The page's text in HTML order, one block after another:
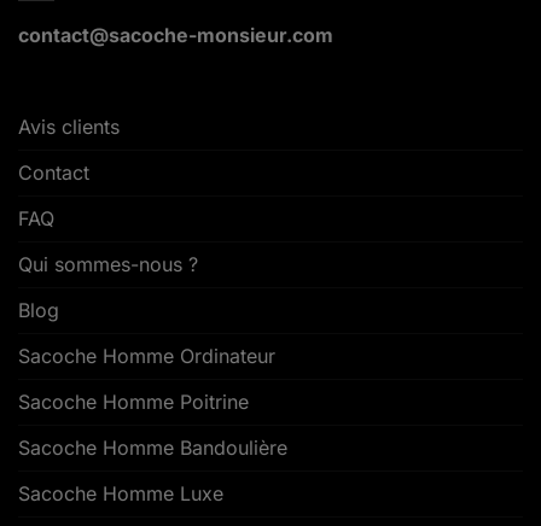
contact@sacoche-monsieur.com
Avis clients
Contact
FAQ
Qui sommes-nous ?
Blog
Sacoche Homme Ordinateur
Sacoche Homme Poitrine
Sacoche Homme Bandoulière
Sacoche Homme Luxe